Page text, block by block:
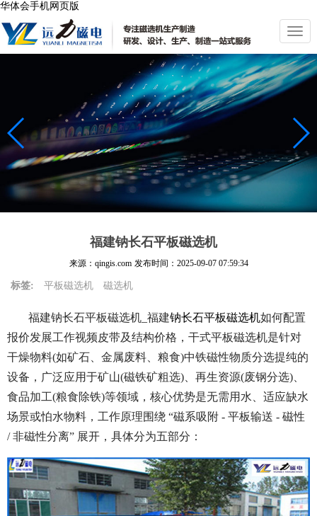
华体会手机网页版
切
换
导
航
福建钠长石平板磁选机
来源：qingis.com 发布时间： 2025-09-07 07:59:34
标签: 平板磁选机 磁选机
福建钠长石平板磁选机_福建钠长石平板磁选机如何配置
报价发展工作视频皮带及结构价格，干式平板磁选机是针对
干燥物料(如矿石、金属废料、粮食)中铁磁性物质分选提纯的
设备，广泛应用于矿山(磁铁矿粗选)、再生资源(废钢分选)、
食品加工(粮食除铁)等领域，核心优势是无需用水、适应缺水
场景或怕水物料，工作原理围绕 “磁系吸附 - 平板输送 - 磁性
/ 非磁性分离” 展开，具体分为五部分：